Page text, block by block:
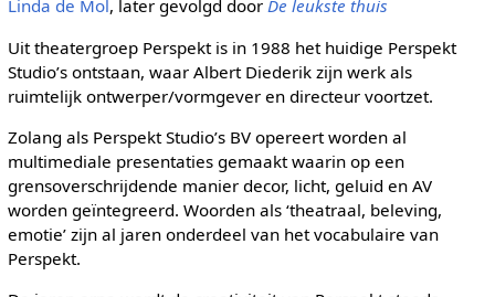
Linda de Mol, later gevolgd door De leukste thuis
Uit theatergroep Perspekt is in 1988 het huidige Perspekt
Studio’s ontstaan, waar Albert Diederik zijn werk als
ruimtelijk ontwerper/vormgever en directeur voortzet.
Zolang als Perspekt Studio’s BV opereert worden al
multimediale presentaties gemaakt waarin op een
grensoverschrijdende manier decor, licht, geluid en AV
worden geïntegreerd. Woorden als ‘theatraal, beleving,
emotie’ zijn al jaren onderdeel van het vocabulaire van
Perspekt.